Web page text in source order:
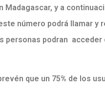
Madagascar, y a
número podrá llamar
personas podran
que un 75% de los